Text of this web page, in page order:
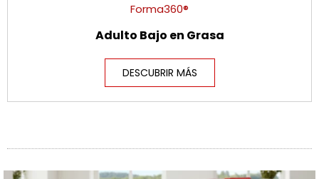
Forma360®
Adulto Bajo en Grasa
DESCUBRIR MÁS